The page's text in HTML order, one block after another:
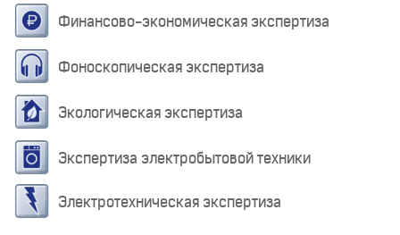
Финансово-экономическая экспертиза
Фоноскопическая экспертиза
Экологическая экспертиза
Экспертиза электробытовой техники
Электротехническая экспертиза